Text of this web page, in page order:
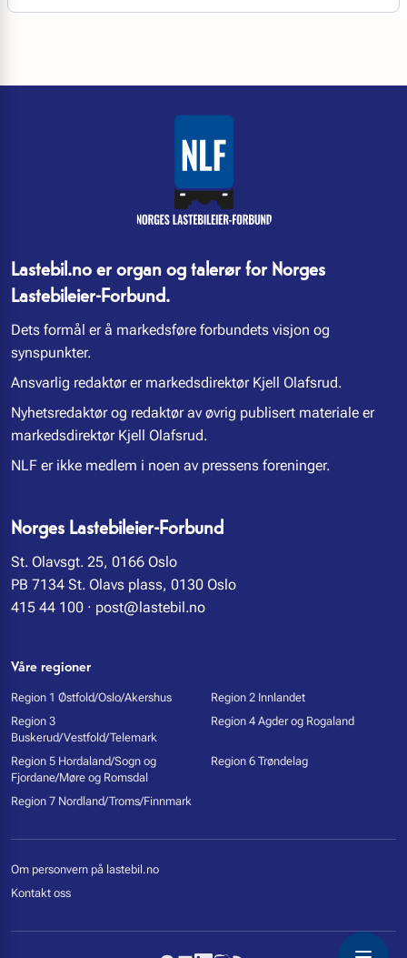
Lastebil.no er organ og talerør for Norges
Lastebileier-Forbund.
Dets formål er å markedsføre forbundets visjon og
synspunkter.
Ansvarlig redaktør er markedsdirektør Kjell Olafsrud.
Nyhetsredaktør og redaktør av øvrig publisert materiale er
markedsdirektør Kjell Olafsrud.
NLF er ikke medlem i noen av pressens foreninger.
Norges Lastebileier-Forbund
St. Olavsgt. 25, 0166 Oslo
PB 7134 St. Olavs plass, 0130 Oslo
415 44 100 · post@lastebil.no
Våre regioner
Region 1 Østfold/Oslo/Akershus
Region 2 Innlandet
Region 3
Buskerud/Vestfold/Telemark
Region 4 Agder og Rogaland
Region 5 Hordaland/Sogn og
Fjordane/Møre og Romsdal
Region 6 Trøndelag
Region 7 Nordland/Troms/Finnmark
Om personvern på lastebil.no
Kontakt oss